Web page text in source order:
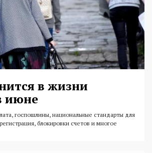
в жизни
июне
госпошлины, национальные стандарты для
блокировки счетов и многое